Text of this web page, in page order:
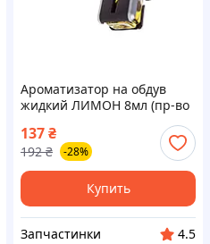
Ароматизатор на обдув
жидкий ЛИМОН 8мл (пр-во
137₴
192 ₴ -28%
Купить
Запчастинки
4.5